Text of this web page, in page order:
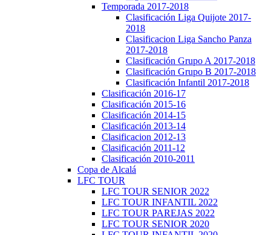
Temporada 2017-2018
Clasificación Liga Quijote 2017-
2018
Clasificacion Liga Sancho Panza
2017-2018
Clasificación Grupo A 2017-2018
Clasificación Grupo B 2017-2018
Clasificación Infantil 2017-2018
Clasificación 2016-17
Clasificación 2015-16
Clasificación 2014-15
Clasificación 2013-14
Clasificacion 2012-13
Clasificación 2011-12
Clasificación 2010-2011
Copa de Alcalá
LFC TOUR
LFC TOUR SENIOR 2022
LFC TOUR INFANTIL 2022
LFC TOUR PAREJAS 2022
LFC TOUR SENIOR 2020